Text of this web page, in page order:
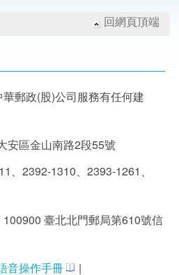
回網頁頂端
郵政(股)公司服務有任何建
安區金山南路2段55號
、2392-1310、2393-1261、
臺北北門郵局第610號信
音操作手冊 |